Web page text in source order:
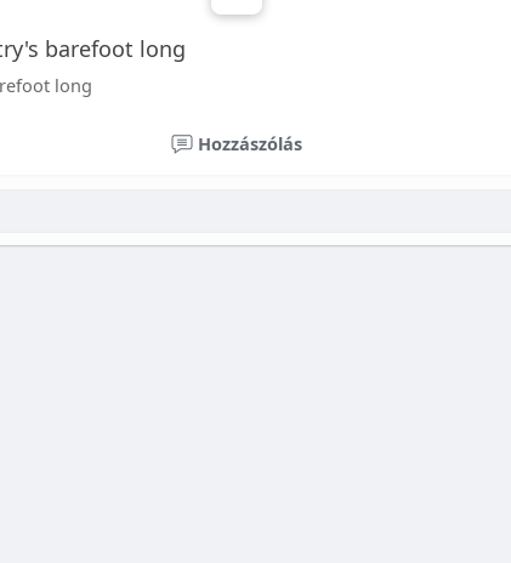
barefoot long
long
Hozzászólás